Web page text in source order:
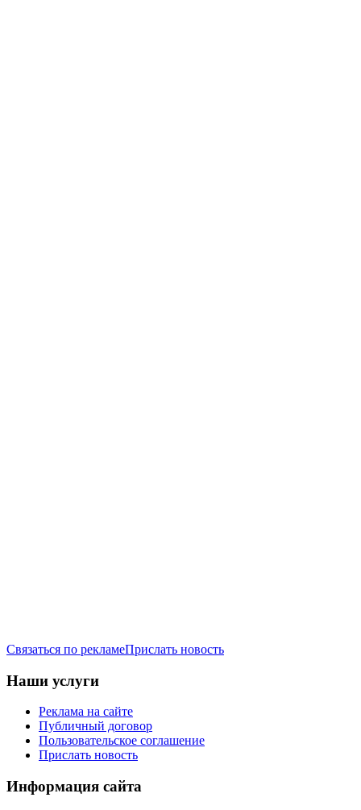
Связаться по рекламеПрислать новость
Наши услуги
Реклама на сайте
Публичный договор
Пользовательское соглашение
Прислать новость
Информация сайта